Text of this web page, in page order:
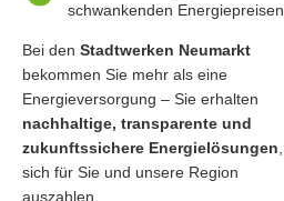
schwankenden Energiepreisen
Bei den Stadtwerken Neumarkt
bekommen Sie mehr als eine
Energieversorgung – Sie erhalten
nachhaltige, transparente und
zukunftssichere Energielösungen
sich für Sie und unsere Region
auszahlen.